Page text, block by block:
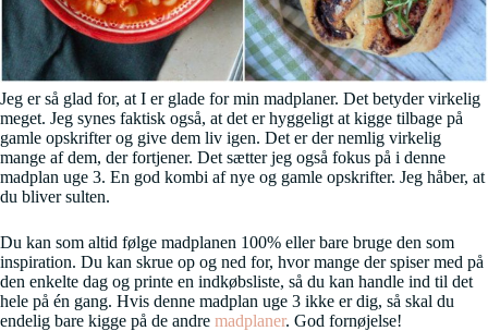
Jeg er så glad for, at I er glade for min madplaner. Det betyder virkelig
meget. Jeg synes faktisk også, at det er hyggeligt at kigge tilbage på
gamle opskrifter og give dem liv igen. Det er der nemlig virkelig
mange af dem, der fortjener. Det sætter jeg også fokus på i denne
madplan uge 3. En god kombi af nye og gamle opskrifter. Jeg håber, at
du bliver sulten.
Du kan som altid følge madplanen 100% eller bare bruge den som
inspiration. Du kan skrue op og ned for, hvor mange der spiser med på
den enkelte dag og printe en indkøbsliste, så du kan handle ind til det
hele på én gang. Hvis denne madplan uge 3 ikke er dig, så skal du
endelig bare kigge på de andre madplaner. God fornøjelse!